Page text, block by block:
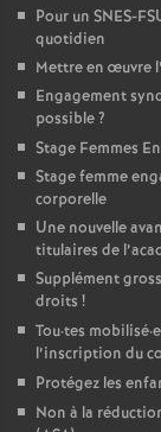
Pour un SNES-
quotidien
Mettre en œuvre
Engagement
possible?
Stage Femmes
Stage femme
corporelle
Une nouvelle
titulaires de
Supplément
droits !
Tou·tes mobilisé·
l’inscription du
Protégez les
Non à la